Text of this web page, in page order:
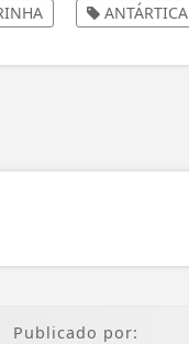
ANTÁRTICA
Publicado por: